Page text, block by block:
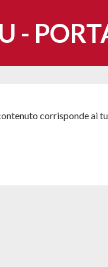
-
corrisponde ai